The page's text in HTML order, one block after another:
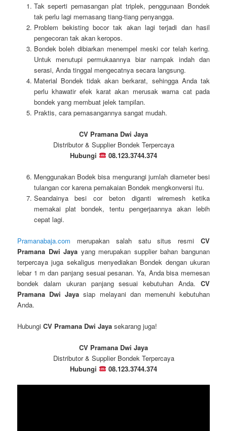
Tak seperti pemasangan plat triplek, penggunaan Bondek
tak perlu lagi memasang tiang-tiang penyangga.
Problem bekisting bocor tak akan lagi terjadi dan hasil
pengecoran tak akan keropos.
Bondek boleh dibiarkan menempel meski cor telah kering.
Untuk menutupi permukaannya biar nampak indah dan
serasi, Anda tinggal mengecatnya secara langsung.
Material Bondek tidak akan berkarat, sehingga Anda tak
perlu khawatir efek karat akan merusak warna cat pada
bondek yang membuat jelek tampilan.
Praktis, cara pemasangannya sangat mudah.
CV Pramana Dwi Jaya
Distributor & Supplier Bondek Terpercaya
Hubungi
08.123.3744.374
Menggunakan Bodek bisa mengurangi jumlah diameter besi
tulangan cor karena pemakaian Bondek mengkonversi itu.
Seandainya besi cor beton diganti wiremesh ketika
memakai plat bondek, tentu pengerjaannya akan lebih
cepat lagi.
Pramanabaja.com merupakan salah satu situs resmi CV
Pramana Dwi Jaya yang merupakan supplier bahan bangunan
terpercaya juga sekaligus menyediakan Bondek dengan ukuran
lebar 1 m dan panjang sesuai pesanan. Ya, Anda bisa memesan
bondek dalam ukuran panjang sesuai kebutuhan Anda. CV
Pramana Dwi Jaya siap melayani dan memenuhi kebutuhan
Anda.
HubungiCV Pramana Dwi Jaya sekarang juga!
CV Pramana Dwi Jaya
Distributor & Supplier Bondek Terpercaya
Hubungi
08.123.3744.374